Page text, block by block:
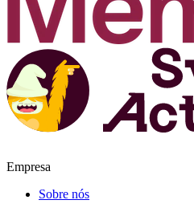
Empresa
Sobre nós